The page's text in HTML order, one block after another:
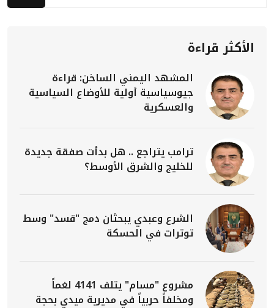
الأكثر قراءة
المشهد اليمني الساخن: قراءة
جيوسياسية أولية للأوضاع السياسية
والعسكرية
ترامب يتراجع .. هل بدأت صفقة جديدة
للخليج والشرق الأوسط؟
الشرع وعبدي يبحثان دمج "قسد" وسط
توترات في الحسكة
مشروع "مسام" يتلف 4141 لغماً
ومخلفاً حربياً في مديرية ميدي بحجة